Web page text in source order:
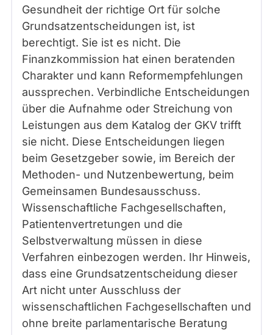
Gesundheit der richtige Ort für solche
Grundsatzentscheidungen ist, ist
berechtigt. Sie ist es nicht. Die
Finanzkommission hat einen beratenden
Charakter und kann Reformempfehlungen
aussprechen. Verbindliche Entscheidungen
über die Aufnahme oder Streichung von
Leistungen aus dem Katalog der GKV trifft
sie nicht. Diese Entscheidungen liegen
beim Gesetzgeber sowie, im Bereich der
Methoden- und Nutzenbewertung, beim
Gemeinsamen Bundesausschuss.
Wissenschaftliche Fachgesellschaften,
Patientenvertretungen und die
Selbstverwaltung müssen in diese
Verfahren einbezogen werden. Ihr Hinweis,
dass eine Grundsatzentscheidung dieser
Art nicht unter Ausschluss der
wissenschaftlichen Fachgesellschaften und
ohne breite parlamentarische Beratung